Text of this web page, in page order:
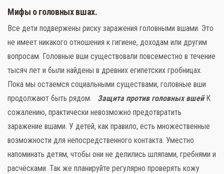
Мифы о головных вшах.
Все дети подвержены риску заражения головными вшами. Это
не имеет никакого отношения к гигиене, доходам или другим
вопросам. Головные вши существовали повсеместно в течение
тысяч лет и были найдены в древних египетских гробницах.
Пока мы остаемся социальными существами, головные вши
продолжают быть рядом. Защита против головных вшейК
сожалению, практически невозможно предотвратить
заражение вшами. У детей, как правило, есть множественные
возможности для непосредственного контакта. Уместно
напоминать детям, чтобы они не делились шляпами, гребнями и
расчёсками. Так же планируйте регулярно проверять кожу